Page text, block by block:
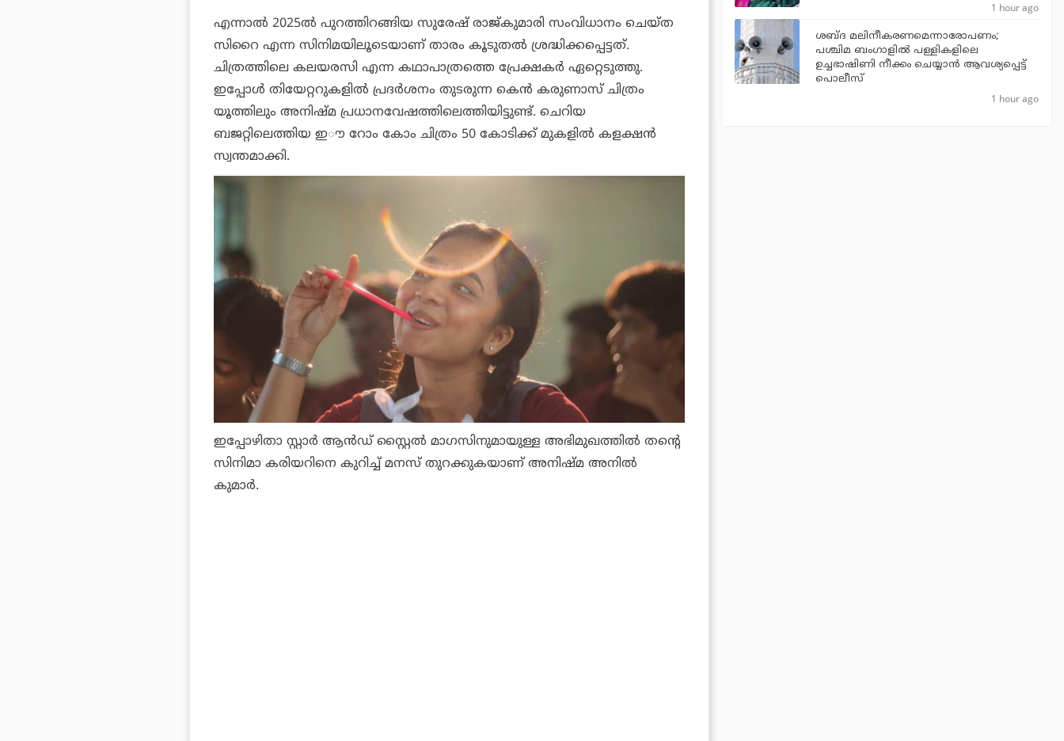
എന്നാല്‍ 2025ല്‍ പുറത്തിറങ്ങിയ സുരേഷ് രാജ്കുമാരി സംവിധാനം ചെയ്ത
സിറൈ എന്ന സിനിമയിലൂടെയാണ് താരം കൂടുതല്‍ ശ്രദ്ധിക്കപ്പെട്ടത്.
ചിത്രത്തിലെ കലയരസി എന്ന കഥാപാത്രത്തെ പ്രേക്ഷകര്‍ ഏറ്റെടുത്തു.
ഇപ്പോള്‍ തിയേറ്ററുകളില്‍ പ്രദര്‍ശനം തുടരുന്ന കെന്‍ കരുണാസ് ചിത്രം
യൂത്തിലും അനിഷ്മ പ്രധാനവേഷത്തിലെത്തിയിട്ടുണ്ട്. ചെറിയ
ബജറ്റിലെത്തിയ ഇൗ റോം കോം ചിത്രം 50 കോടിക്ക് മുകളില്‍ കളക്ഷന്‍
സ്വന്തമാക്കി.
ഇപ്പോഴിതാ സ്റ്റാര്‍ ആന്‍ഡ് സ്റ്റൈല്‍ മാഗസിനുമായുള്ള അഭിമുഖത്തില്‍ തന്റെ
സിനിമാ കരിയറിനെ കുറിച്ച് മനസ് തുറക്കുകയാണ് അനിഷ്മ അനില്‍
കുമാര്‍.
1 hour ago
ശബ്ദ മലിനീകരണമെന്നാരോപണം;
പശ്ചിമ ബംഗാളില്‍ പള്ളികളിലെ
ഉച്ചഭാഷിണി നീക്കം ചെയ്യാന്‍ ആവശ്യപ്പെട്ട്
പൊലീസ്
1 hour ago